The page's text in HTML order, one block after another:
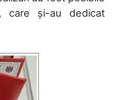
care și-au dedicat